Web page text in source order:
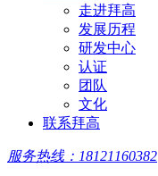
走进拜高
发展历程
研发中心
认证
团队
文化
联系拜高
服务热线：18121160382